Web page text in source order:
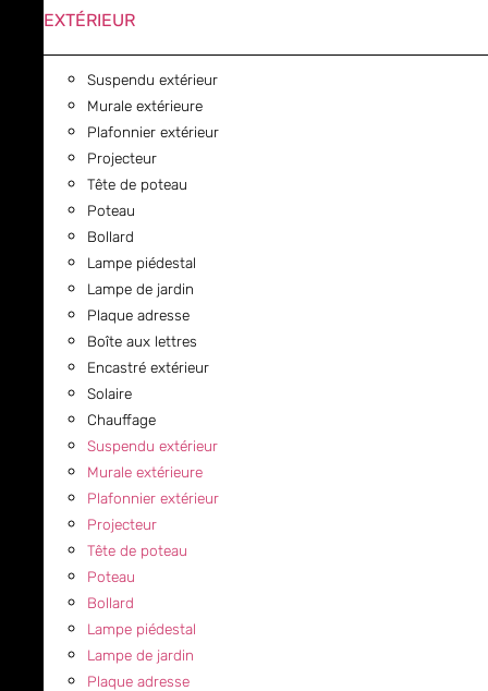
EXTÉRIEUR
Suspendu extérieur
Murale extérieure
Plafonnier extérieur
Projecteur
Tête de poteau
Poteau
Bollard
Lampe piédestal
Lampe de jardin
Plaque adresse
Boîte aux lettres
Encastré extérieur
Solaire
Chauffage
Suspendu extérieur
Murale extérieure
Plafonnier extérieur
Projecteur
Tête de poteau
Poteau
Bollard
Lampe piédestal
Lampe de jardin
Plaque adresse